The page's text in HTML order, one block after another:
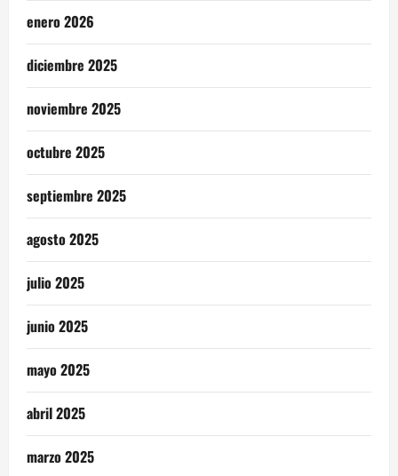
enero 2026
diciembre 2025
noviembre 2025
octubre 2025
septiembre 2025
agosto 2025
julio 2025
junio 2025
mayo 2025
abril 2025
marzo 2025